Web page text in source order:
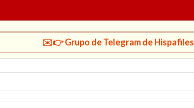
✉️👉 Grupo de Telegram de Hispafiles